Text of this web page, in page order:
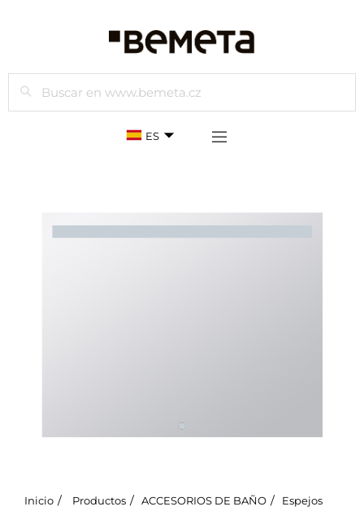
Buscar
ES
Inicio Productos ACCESORIOS DE BAÑO
Espejos